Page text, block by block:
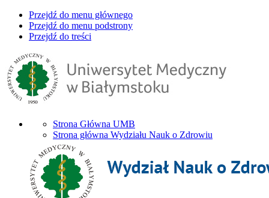
Przejdź do menu głównego
Przejdź do menu podstrony
Przejdź do treści
Strona Główna UMB
Strona główna Wydziału Nauk o Zdrowiu